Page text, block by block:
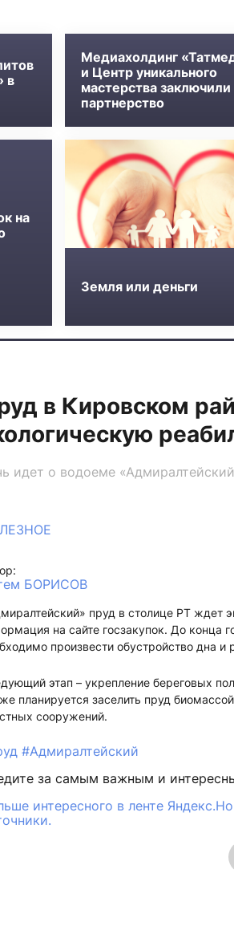
в
Медиахолдинг
и Центр уникального
мастерства заключили
партнерство
на
Земля или деньги
в Кировском
идет о водоеме
БОРИСОВ
пруд в столице РТ ждет
на сайте госзакупок. До конца
произвести обустройство дна
этап – укрепление береговых
планируется заселить пруд
сооружений.
#Адмиралтейский
за самым важным и
интересного в ленте